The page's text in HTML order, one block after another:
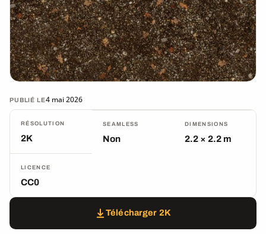
PUBLIÉ LE4 mai 2026
RÉSOLUTION
2K
SEAMLESS
Non
DIMENSIONS
2.2 × 2.2 m
LICENCE
CC0
Télécharger 2K